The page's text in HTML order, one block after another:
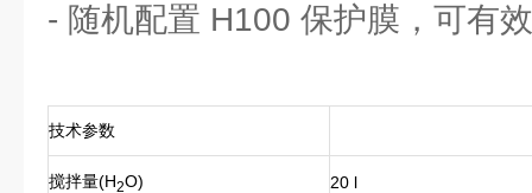
- 随机配置 H100 保护膜，可有
技术参数
搅拌量(H2O) 20 l